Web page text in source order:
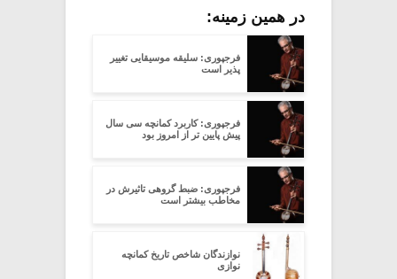
در همین زمینه:
فرجپوری: سلیقه موسیقایی تغییر
پذیر است
فرجپوری: کاربرد کمانچه سی سال
پیش پایین تر از امروز بود
فرجپوری: ضبط گروهی تاثیرش در
مخاطب بیشتر است
نوازندگان شاخص تاریخ کمانچه
نوازی